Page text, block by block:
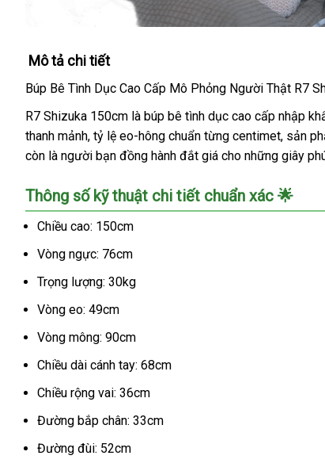
Mô tả chi tiết
Búp Bê Tình Dục Cao Cấp Mô Phỏng Người Thật R7
R7 Shizuka 150cm là búp bê tình dục cao cấp nhập
thanh mảnh, tỷ lệ eo-hông chuẩn từng centimet, sản
còn là người bạn đồng hành đắt giá cho những giây
Thông số kỹ thuật chi tiết chuẩn xác 🌟
Chiều cao: 150cm
Vòng ngực: 76cm
Trọng lượng: 30kg
Vòng eo: 49cm
Vòng mông: 90cm
Chiều dài cánh tay: 68cm
Chiều rộng vai: 36cm
Đường bắp chân: 33cm
Đường đùi: 52cm